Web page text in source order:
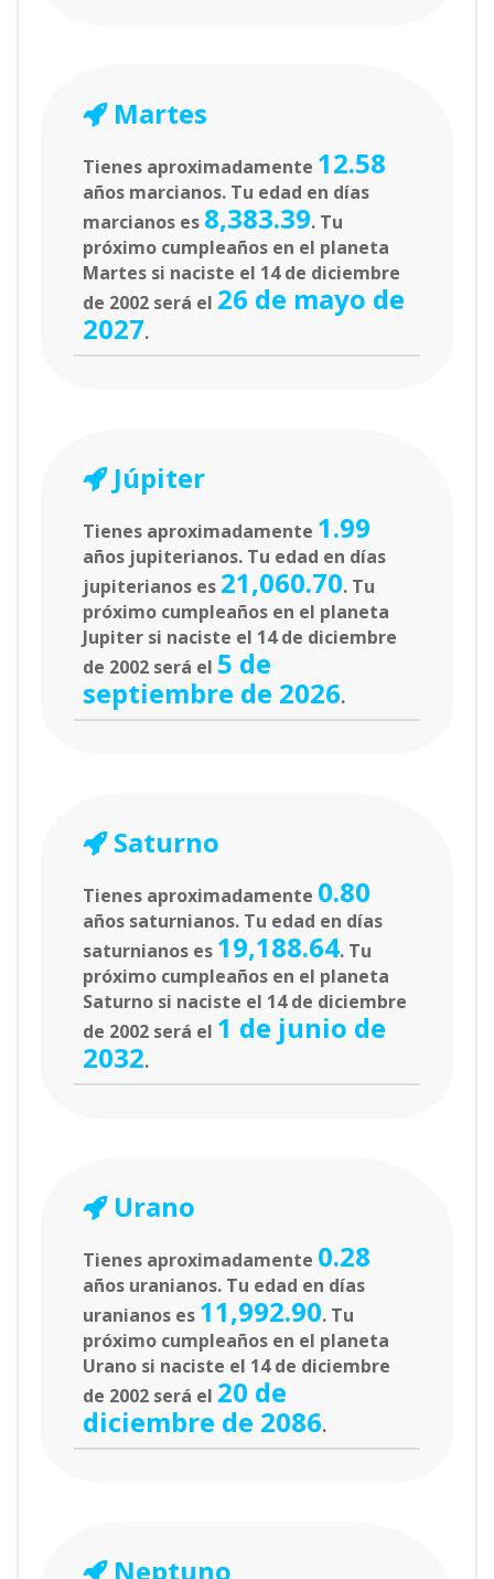
Martes
Tienes aproximadamente 12.58
años marcianos. Tu edad en días
marcianos es 8,383.39. Tu
próximo cumpleaños en el planeta
Martes si naciste el 14 de diciembre
de 2002 será el 26 de mayo de
2027.
Júpiter
Tienes aproximadamente 1.99
años jupiterianos. Tu edad en días
jupiterianos es 21,060.70. Tu
próximo cumpleaños en el planeta
Jupiter si naciste el 14 de diciembre
de 2002 será el 5 de
septiembre de 2026.
Saturno
Tienes aproximadamente 0.80
años saturnianos. Tu edad en días
saturnianos es 19,188.64. Tu
próximo cumpleaños en el planeta
Saturno si naciste el 14 de diciembre
de 2002 será el 1 de junio de
2032.
Urano
Tienes aproximadamente 0.28
años uranianos. Tu edad en días
uranianos es 11,992.90. Tu
próximo cumpleaños en el planeta
Urano si naciste el 14 de diciembre
de 2002 será el 20 de
diciembre de 2086.
Neptuno